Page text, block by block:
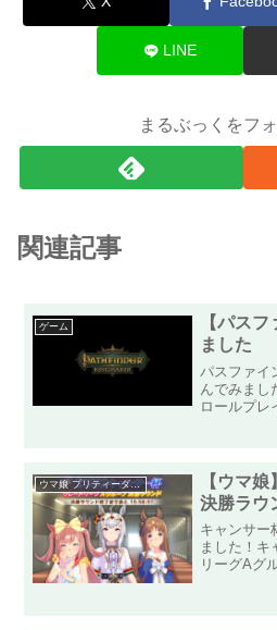
LINE
まるぶっくをフ
関連記事
ゲーム
【パス
ました
パスファイ
んでみまし
ロールプレ
うと思っ
ウマ娘 プリティーダービー
【ウマ
決勝ラウ
キャンサー
ました！キ
リーグAグ